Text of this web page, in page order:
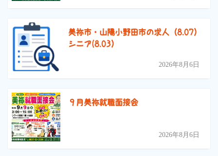
美祢市・山陽小野田市の求人（8.07）
シニア(8.03）
2026年8月6日
９月美祢就職面接会
2026年8月6日